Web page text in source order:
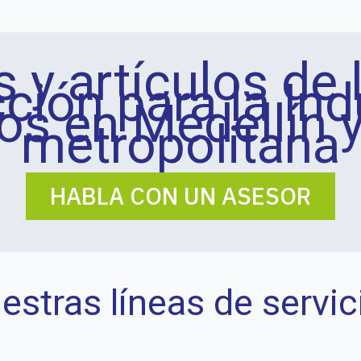
y artículos de
para la
en Medellín
metropolitana
HABLA CON UN ASESOR
líneas de